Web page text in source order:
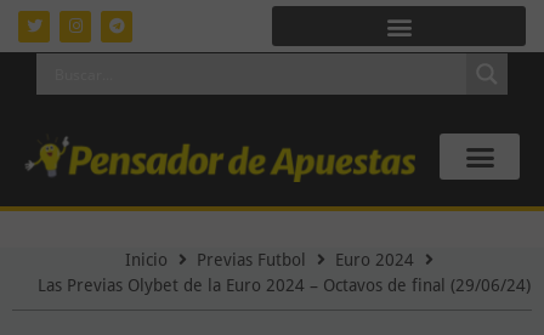
Inicio Previas Futbol
Euro 2024
Las Previas Olybet de la Euro 2024 – Octavos de final (29/06/24)